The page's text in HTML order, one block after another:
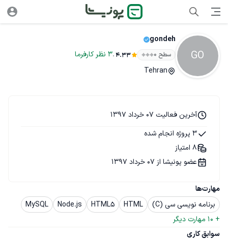
GO
gondeh
سطح ۰ 4.33
.
3 نظر کارفرما
Tehran
مهارت‌ها
برنامه نویسی سی (C)
HTML
HTML5
Node.js
MySQL
+
10 مهارت دیگر
سوابق کاری
آخرین فعالیت 07 خرداد 1397
3 پروژه انجام شده
8 امتیاز
عضو پونیشا از 07 خرداد 1397